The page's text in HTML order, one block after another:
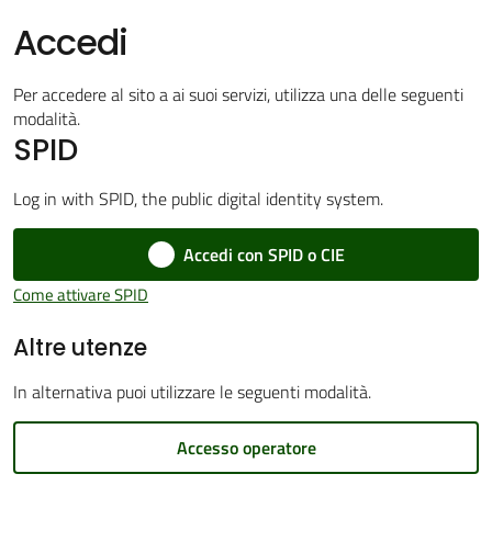
Galliera
Amministrazione
Trasparente
Menu selezionato
gli
Seguici
Accedi
Per accedere al sito a ai suoi servizi, utilizza una delle seguenti
modalità.
SPID
Log in with SPID, the public digital identity system.
Accedi con SPID o CIE
Come attivare SPID
Altre utenze
In alternativa puoi utilizzare le seguenti modalità.
Accesso operatore